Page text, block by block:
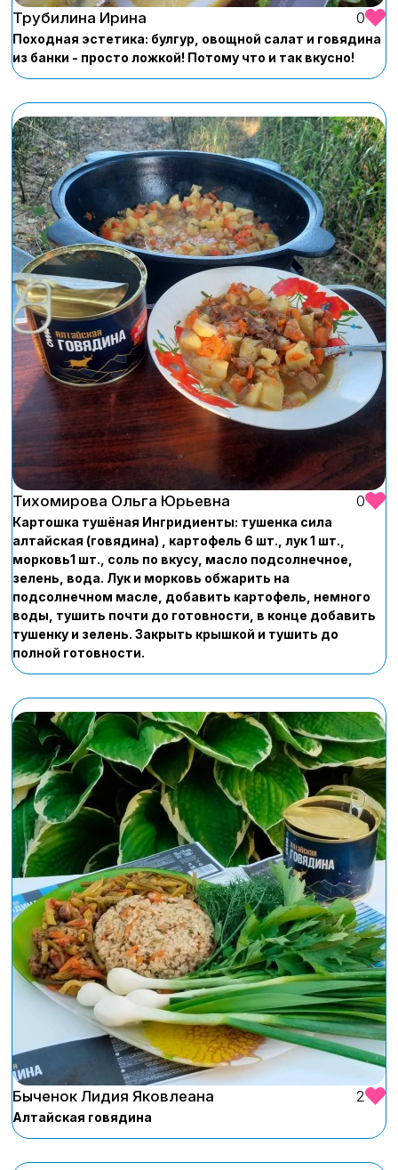
Трубилина Ирина 0
Походная эстетика: булгур, овощной салат и говядина
из банки - просто ложкой! Потому что и так вкусно!
Тихомирова Ольга Юрьевна 0
Картошка тушёная Ингридиенты: тушенка сила
алтайская (говядина) , картофель 6 шт., лук 1 шт.,
морковь1 шт., соль по вкусу, масло подсолнечное,
зелень, вода. Лук и морковь обжарить на
подсолнечном масле, добавить картофель, немного
воды, тушить почти до готовности, в конце добавить
тушенку и зелень. Закрыть крышкой и тушить до
полной готовности.
Быченок Лидия Яковлеана 2
Алтайская говядина